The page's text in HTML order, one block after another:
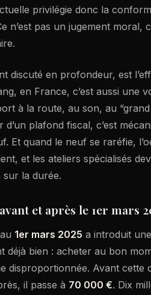
privilégie donc la
n’est pas un jugement moral,
discuté en profondeur, est
en France, c’est aussi une
à la route, au son, au
d’un plafond fiscal, c’est
Et quand le neuf se raréfie,
et les ateliers spécialisés
sur la durée.
et après le 1er mars
1er mars 2025 a introduit
déjà bien : acheter au bon
disproportionnée. Avant cette
il passe à 70 000 €. Dix